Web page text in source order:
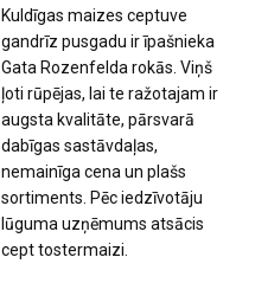
Kuldīgas maizes ceptuve
gandrīz pusgadu ir īpašnieka
Gata Rozenfelda rokās. Viņš
ļoti rūpējas, lai te ražotajam ir
augsta kvalitāte, pārsvarā
dabīgas sastāvdaļas,
nemainīga cena un plašs
sortiments. Pēc iedzīvotāju
lūguma uzņēmums atsācis
cept tostermaizi.